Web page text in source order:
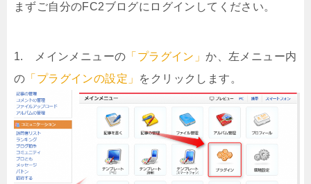
まずご自分のFC2ブログにログインしてください。
1. メインメニューの 「プラグイン」か、左メニュー内
の 「プラグインの設定」 をクリックします。